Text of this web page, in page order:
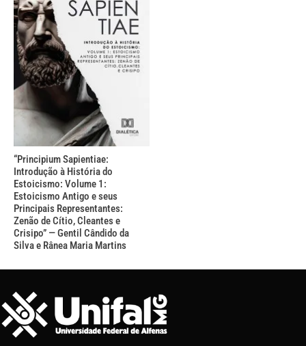
“Principium Sapientiae:
Introdução à História do
Estoicismo: Volume 1:
Estoicismo Antigo e seus
Principais Representantes:
Zenão de Cítio, Cleantes e
Crisipo” — Gentil Cândido da
Silva e Rânea Maria Martins